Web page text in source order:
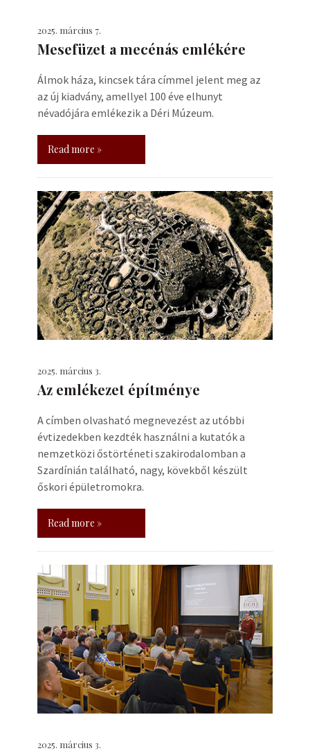
2025. március 7.
Mesefüzet a mecénás emlékére
Álmok háza, kincsek tára címmel jelent meg az
az új kiadvány, amellyel 100 éve elhunyt
névadójára emlékezik a Déri Múzeum.
Read more »
2025. március 3.
Az emlékezet építménye
A címben olvasható megnevezést az utóbbi
évtizedekben kezdték használni a kutatók a
nemzetközi őstörténeti szakirodalomban a
Szardínián található, nagy, kövekből készült
őskori épületromokra.
Read more »
2025. március 3.